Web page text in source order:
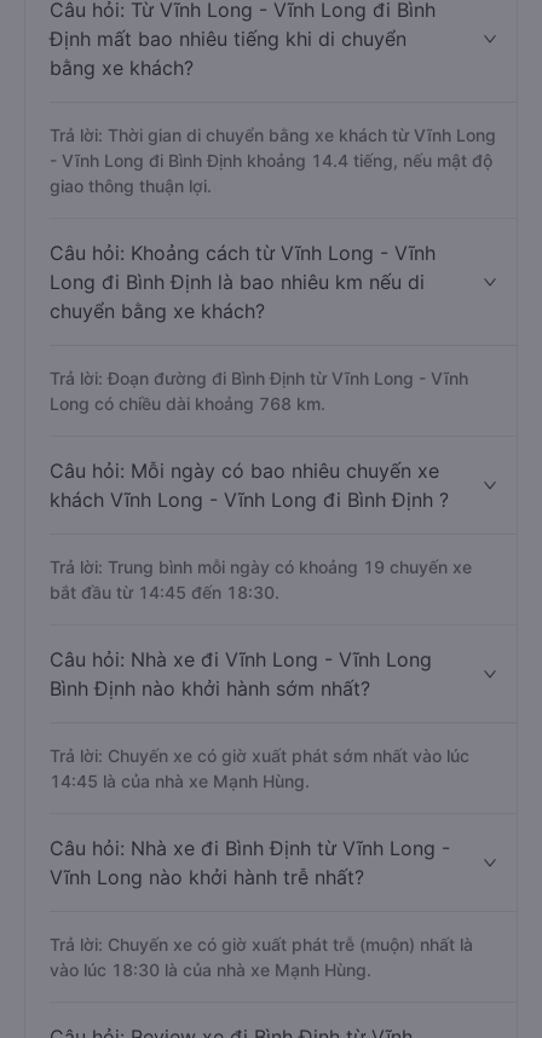
Câu hỏi: Từ Vĩnh Long - Vĩnh Long đi Bình
Định mất bao nhiêu tiếng khi di chuyển
bằng xe khách?
Trả lời: Thời gian di chuyển bằng xe khách từ Vĩnh Long
- Vĩnh Long đi Bình Định khoảng 14.4 tiếng, nếu mật độ
giao thông thuận lợi.
Câu hỏi: Khoảng cách từ Vĩnh Long - Vĩnh
Long đi Bình Định là bao nhiêu km nếu di
chuyển bằng xe khách?
Trả lời: Đoạn đường đi Bình Định từ Vĩnh Long - Vĩnh
Long có chiều dài khoảng 768 km.
Câu hỏi: Mỗi ngày có bao nhiêu chuyến xe
khách Vĩnh Long - Vĩnh Long đi Bình Định ?
Trả lời: Trung bình mỗi ngày có khoảng 19 chuyến xe
bắt đầu từ 14:45 đến 18:30.
Câu hỏi: Nhà xe đi Vĩnh Long - Vĩnh Long
Bình Định nào khởi hành sớm nhất?
Trả lời: Chuyến xe có giờ xuất phát sớm nhất vào lúc
14:45 là của nhà xe Mạnh Hùng.
Câu hỏi: Nhà xe đi Bình Định từ Vĩnh Long -
Vĩnh Long nào khởi hành trễ nhất?
Trả lời: Chuyến xe có giờ xuất phát trễ (muộn) nhất là
vào lúc 18:30 là của nhà xe Mạnh Hùng.